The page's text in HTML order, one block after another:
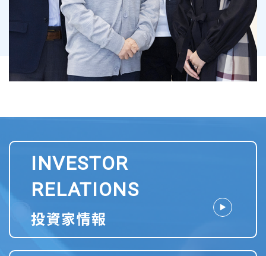
INVESTOR
RELATIONS
投資家情報